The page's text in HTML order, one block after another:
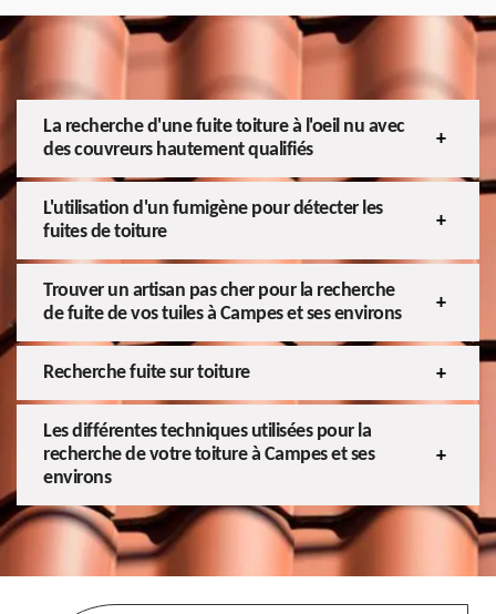
La recherche d'une fuite toiture à l'oeil nu avec
des couvreurs hautement qualifiés
L'utilisation d'un fumigène pour détecter les
fuites de toiture
Trouver un artisan pas cher pour la recherche
de fuite de vos tuiles à Campes et ses environs
Recherche fuite sur toiture
Les différentes techniques utilisées pour la
recherche de votre toiture à Campes et ses
environs